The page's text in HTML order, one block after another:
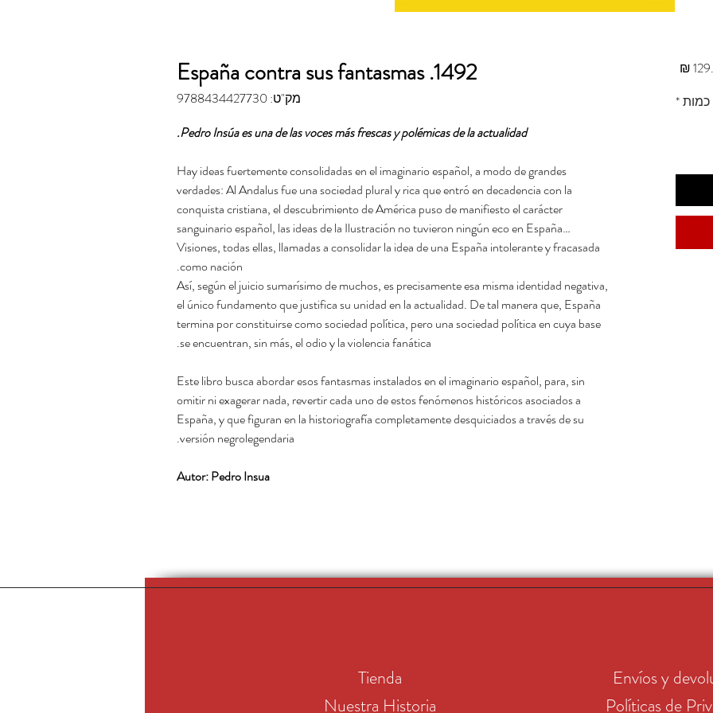
1492. España contra sus fantasmas
מק"ט: 9788434427730
Pedro Insúa es una de las voces más frescas y polémicas de la actualidad.
Hay ideas fuertemente consolidadas en el imaginario español, a modo de grandes
verdades: Al Andalus fue una sociedad plural y rica que entró en decadencia con la
conquista cristiana, el descubrimiento de América puso de manifiesto el carácter
sanguinario español, las ideas de la Ilustración no tuvieron ningún eco en España…
Visiones, todas ellas, llamadas a consolidar la idea de una España intolerante y fracasada
como nación.
Así, según el juicio sumarísimo de muchos, es precisamente esa misma identidad negativa,
el único fundamento que justifica su unidad en la actualidad. De tal manera que, España
termina por constituirse como sociedad política, pero una sociedad política en cuya base
se encuentran, sin más, el odio y la violencia fanática.
Este libro busca abordar esos fantasmas instalados en el imaginario español, para, sin
omitir ni exagerar nada, revertir cada uno de estos fenómenos históricos asociados a
España, y que figuran en la historiografía completamente desquiciados a través de su
versión negrolegendaria.
Autor: Pedro Insua
כמות*
Tienda
Nuestra Historia
Envíos y
Políticas de